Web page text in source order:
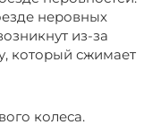
неровных
из-за
который сжимает
колеса.